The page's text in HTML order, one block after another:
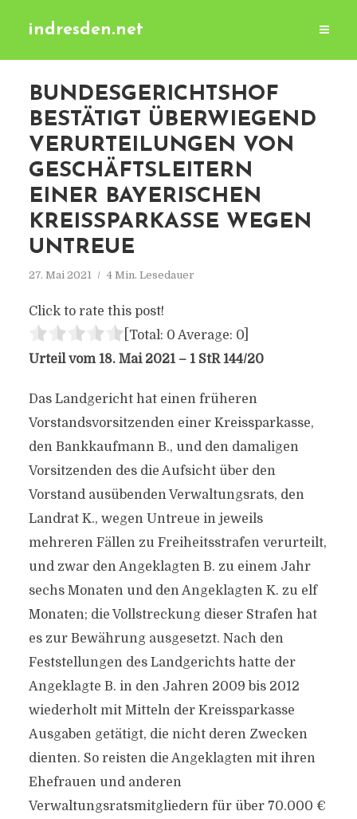
indresden.net
BUNDESGERICHTSHOF
BESTÄTIGT ÜBERWIEGEND
VERURTEILUNGEN VON
GESCHÄFTSLEITERN
EINER BAYERISCHEN
KREISSPARKASSE WEGEN
UNTREUE
27. Mai 2021 4 Min. Lesedauer
Click to rate this post!
[Total: 0 Average: 0]
Urteil vom 18. Mai 2021 – 1 StR 144/20
Das Landgericht hat einen früheren
Vorstandsvorsitzenden einer Kreissparkasse,
den Bankkaufmann B., und den damaligen
Vorsitzenden des die Aufsicht über den
Vorstand ausübenden Verwaltungsrats, den
Landrat K., wegen Untreue in jeweils
mehreren Fällen zu Freiheitsstrafen verurteilt,
und zwar den Angeklagten B. zu einem Jahr
sechs Monaten und den Angeklagten K. zu elf
Monaten; die Vollstreckung dieser Strafen hat
es zur Bewährung ausgesetzt. Nach den
Feststellungen des Landgerichts hatte der
Angeklagte B. in den Jahren 2009 bis 2012
wiederholt mit Mitteln der Kreissparkasse
Ausgaben getätigt, die nicht deren Zwecken
dienten. So reisten die Angeklagten mit ihren
Ehefrauen und anderen
Verwaltungsratsmitgliedern für über 70.000 €